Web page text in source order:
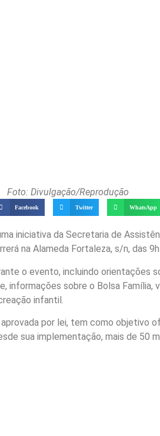
Foto: Divulgação/Reprodução
Facebook Twitter WhatsApp
iniciativa da Secretaria de
na Alameda Fortaleza, s/n, das
o evento, incluindo orientações
informações sobre o Bolsa
infantil.
por lei, tem como objetivo
sua implementação, mais de 50